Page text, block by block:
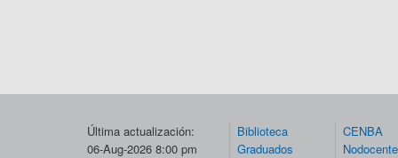
Última actualización:
06-Aug-2026 8:00 pm
Biblioteca
Graduados
CENBA